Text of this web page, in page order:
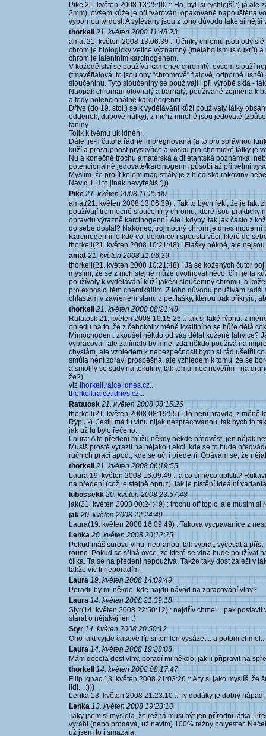
Pike 21. květen 2008 13:25:00 :: Ha, byl jsi rychlejší :) já ale
2mm), ovšem kůže je při tvarování opakovaně napouštěna
výbornou tvrdost. A vylévány jsou z toho důvodu také silnější
thorkell 21. květen 2008 11:48:23
amat 21. květen 2008 13:06:39 :: Účinky chromu jsou
chrom je biologicky velice významný (metabolismus cukrů)
chrom je latentním karcinogenem.
V kožedělství se používá kamenec chromitý, ovšem slouží
(tmavěfialová, to jsou ony "chromově" fialové, odporné
sloučeninu. Tyto sloučeniny se používají i při výrobě skla -
Naopak chroman olovnatý a barnatý, používané zejména k
a tedy potencionálně karcinogenní.
Dříve (do 19. stol.) se k vydělávání kůží používaly látky
oddenek; dubové hálky), z nichž mnohé jsou jedovaté
taniny.
Tolik k tvému uklidnění.
Dále: je-li čutora řádně impregnovaná (a to pro správnou
kůží a prostupnost pryskyřice a vosku pro chemické látky je
Nu a konečně trochu amatérská a diletantská poznámka:
potencionálně jedovaté/karcinogenní působí až při velmi
Myslím, že projít kolem magistrály je z hlediska rakoviny
Navíc: LH to jinak nevyřešíš :)))
Pike 21. květen 2008 11:25:00
amat(21. květen 2008 13:06:39) : Tak to bych řekl, že je fakt
používají trojmocné sloučeniny chromu, které jsou prakticky
opravdu výrazně karcinogenní. Ale i kdyby, tak jak často z
do sebe dostal? Nakonec, trojmocný chrom je dnes
Karcinogenní je kde co, dokonce i spousta věcí, které do
thorkell(21. květen 2008 10:21:48) : Flašky pěkné, ale
amat 21. květen 2008 11:06:39
thorkell(21. květen 2008 10:21:48) : Já se kožených čutor
myslím, že se z nich stejně může uvolňovat něco, čím je ta
používaly k vydělávání kůží jakési sloučeniny chromu, a
pro exposici těm chemikáliím. Z toho důvodu používám
chlastám v zavřeném stanu z petflašky, kterou pak přikryju,
thorkell 21. květen 2008 08:21:48
Ratatosk 21. květen 2008 10:15:26 :: tak si také rýpnu: z
ohledu na to, že z čehokoliv méně kvalitního se hůře dělá
Mimochodem: zkoušel někdo od vás dělat kožené lahvice?
vypracoval, ale zajímalo by mne, zda někdo používá na
chystám, ale vzhledem k nebezpečnosti bych si rád ušetřil
smůla není zdraví prospěšná, ale vzhledem k tomu, že se
a smolily se sudy na tekutiny, tak tomu moc nevěřím - na
že?)
viz thorkell.rajce.idnes.cz...
thorkell.rajce.idnes.cz...
Ratatosk 21. květen 2008 08:15:26
thorkell(21. květen 2008 08:19:55) : To není pravda, z méně
Rýpu:-). Jestli má tu vlnu nijak nezpracovanou, tak bych to
jak už tu bylo řečeno.
Laura: A to předení můžu někdy někde předvést, jen nějak
Musíš prostě vyrazit na nějakou akci, kde se to bude
ručních prací apod., kde se učí i předení. Obávám se, že
thorkell 21. květen 2008 06:19:55
Laura 19. květen 2008 16:09:49 :: a co si něco uplstit?
na předení (což je stejně opruz), tak je plstění ideální
lubossekk 20. květen 2008 23:57:48
jak(21. květen 2008 00:24:49) : trochu off topic, ale musim si
jak 20. květen 2008 22:24:49
Laura(19. květen 2008 16:09:49) : Takova vycpavanice z
Lenka 20. květen 2008 20:12:25
Pokud máš surovu vlnu, nepranou, tak vyprat, vyčesat a
rouno. Pokud se sříhá ovce, ze které se vlna bude používat
čílka. Ta se na předení nepoužívá. Takže taky dost záleží v
takže víc ti neporadím.
Laura 19. květen 2008 14:09:49
Poradil by mi někdo, kde najdu návod na zpracování vlny?
Laura 14. květen 2008 21:39:18
Styr(14. květen 2008 22:50:12) : nejdřív chmel....pak
starat o nějakej len :)
Styr 14. květen 2008 20:50:12
Ono fakt vyjde časově líp si ten len vysázet... a potom
Laura 14. květen 2008 19:28:08
Mám docela dost vlny, poradí mi někdo, jak ji připravit na
thorkell 14. květen 2008 08:17:47
Filip Ignac 13. květen 2008 21:03:26 :: A ty si jako myslíš,
lidi... :)))
Lenka 13. květen 2008 21:23:10 :: Ty dodáky je dobrý
Lenka 13. květen 2008 19:23:10
Taky jsem si myslela, že režná musí být jen přírodní látka.
vyrábí (nebo prodává, už nevím) 100% režný polyester.
už jsem to i smazala.